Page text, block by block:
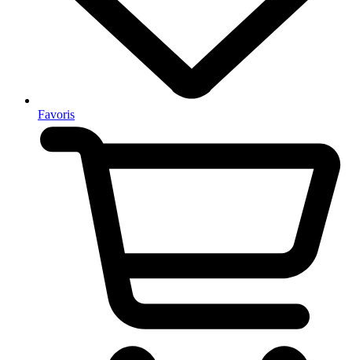
Favoris